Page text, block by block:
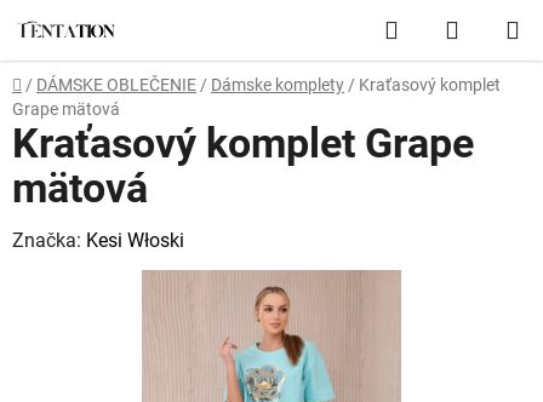
obsah
Hľadať
KOŠÍK
Domov
/ DÁMSKE OBLEČENIE / Dámske komplety / Kraťasový komplet
Grape mätová
Kraťasový komplet Grape
mätová
Značka: Kesi Włoski